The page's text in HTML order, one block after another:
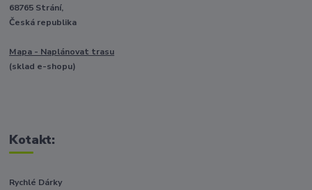
68765 Strání,
Česká republika
Mapa - Naplánovat trasu
(sklad e-shopu)
Kotakt:
Rychlé Dárky